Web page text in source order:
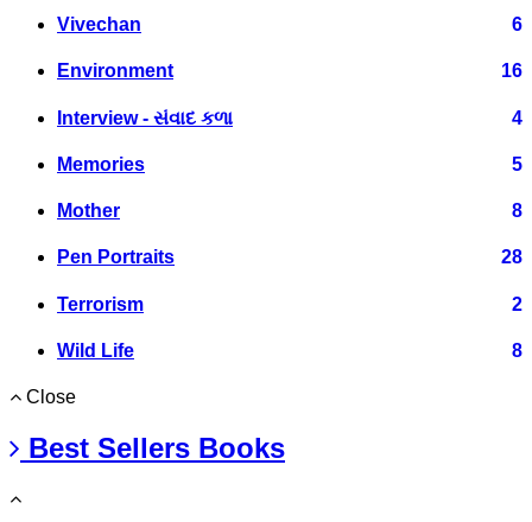
Vivechan 6
Environment 16
Interview - સંવાદ કળા 4
Memories 5
Mother 8
Pen Portraits 28
Terrorism 2
Wild Life 8
Close
Best Sellers Books